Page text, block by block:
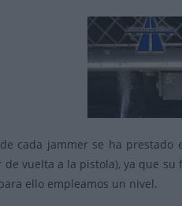
cada jammer se ha
de vuelta a la pistola), ya que
ello empleamos un nivel.